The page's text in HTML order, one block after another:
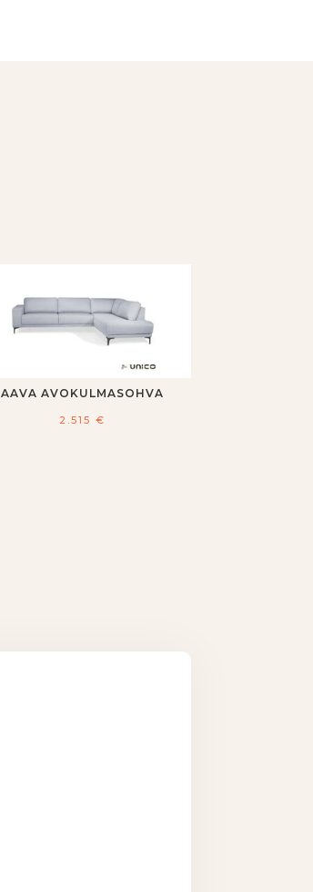
AAVA AVOKULMASOHVA
2.515 €